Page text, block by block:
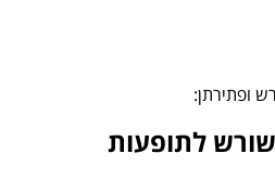
ופתירתן:
לתופעות